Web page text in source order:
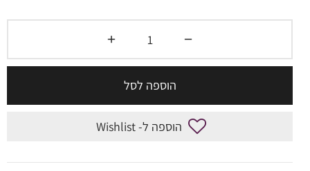
הוספה לסל
הוספה ל- Wishlist